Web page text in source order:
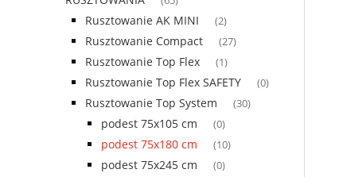
Rusztowanie AK MINI (2)
Rusztowanie Compact (27)
Rusztowanie Top Flex (1)
Rusztowanie Top Flex SAFETY (0)
Rusztowanie Top System (30)
podest 75x105 cm (0)
podest 75x180 cm (10)
podest 75x245 cm (0)